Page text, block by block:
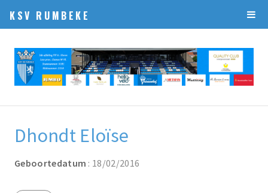
KSV RUMBEKE
Dhondt Eloïse
Geboortedatum : 18/02/2016